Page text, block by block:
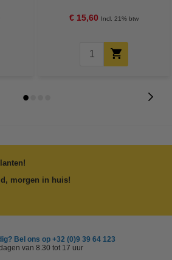
€ 15,60 Incl. 21% btw
morgen in huis!
Bel ons op +32 (0)9 39 64 123
van 8.30 tot 17 uur